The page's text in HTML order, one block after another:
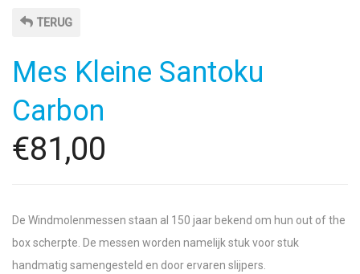
TERUG
Mes Kleine Santoku
Carbon
€81,00
De Windmolenmessen staan al 150 jaar bekend om hun out of the
box scherpte. De messen worden namelijk stuk voor stuk
handmatig samengesteld en door ervaren slijpers.